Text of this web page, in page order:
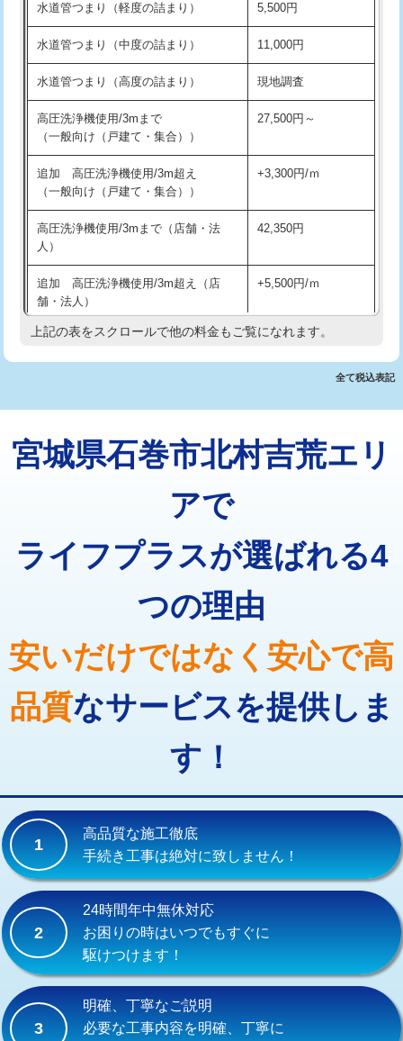
洗面台設置 38,500円
化粧台設置 22,000円
追加人工 16,500円
廃棄・処分 現場見積
※給水管工事は20mmまでの価格です。
交換・取付(排水栓・排水トラップ
22,000円+材料費
持込商品取付（混合水栓）
持込商品取付（浄水器・分岐水栓） 16,500円
業）
排水管工事（追加 排水管工事/3ｍ超
え）
マス交換（土の掘削・埋め戻し作業） 11,000円~
マス交換（深さ50㎝以上） 66,000円
コンクリート斫り（厚さ10㎝超え）
モルタル補修（厚さ10㎝まで） 27,500円
16,500円
廃棄・処分 現場見積
水道管つまり（軽度の詰まり） 5,500円
水道管つまり（中度の詰まり） 11,000円
水道管つまり（高度の詰まり） 現地調査
高圧洗浄機使用/3mまで
（一般向け（戸建て・集合））
27,500円～
追加 高圧洗浄機使用/3m超え
（一般向け（戸建て・集合））
+3,300円/ｍ
高圧洗浄機使用/3mまで（店舗・法
人）
42,350円
追加 高圧洗浄機使用/3m超え（店
舗・法人）
+5,500円/ｍ
高度高圧洗浄換 現地調査
トーラー機使用/3mまで 33,000円
追加トーラー機使用/3m超え +3,300円
止水・漏水調査・防水処理・清掃・修
11,000円
止水・漏水調査・防水処理・清掃・修
22,000円
止水・漏水調査・防水処理・清掃・修
理・調整・分解・加工など（重作業）
33,000円
その他部品の脱着 8,800円～
交換・取付(単水栓（壁付・デッキ
式）)
13,200円+材料費
交換・取付(混合水栓（壁付・デッキ
式・ワンホール）)
16,500円+材料費
交換・取付(排水栓・排水トラップ
（P/S/ポップアップ））
交換・取付（その他部品）
持込商品取付（単水栓）
持込商品取付（混合水栓） 16,500円
上記の表をスクロールで他の料金もご覧になれます。
全て税込表記
宮城県石巻市北村吉荒エリ
アで
ライフプラスが選ばれる4
つの理由
安いだけではなく安心で高
品質なサービスを提供しま
す！
1
高品質な施工徹底
手続き工事は絶対に致しません！
2
24時間年中無休対応
お困りの時はいつでもすぐに
駆けつけます！
3
明確、丁寧なご説明
必要な工事内容を明確、丁寧に